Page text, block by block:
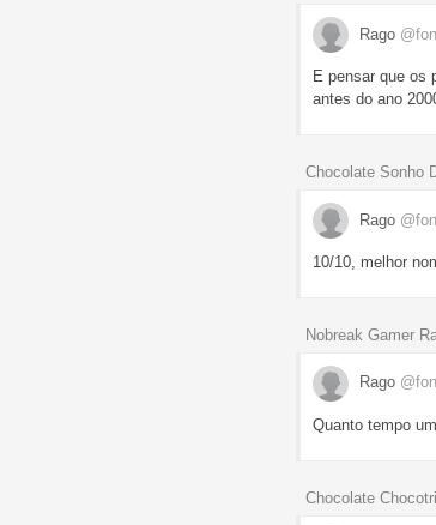
Rago
E pensar que os
antes do ano
Chocolate Sonho
Rago
10/10, melhor
Nobreak Gamer
Rago
Quanto tempo
Chocolate